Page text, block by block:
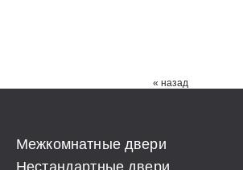
« назад
Межкомнатные двери
Нестандартные двери